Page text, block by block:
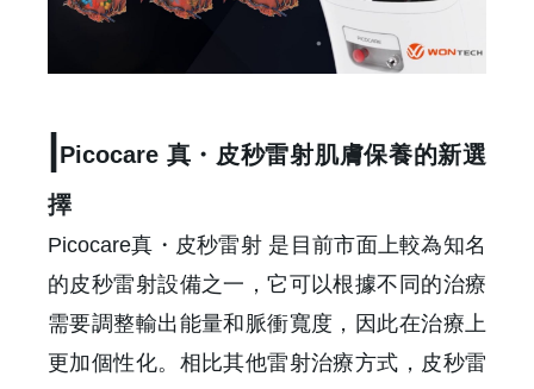
|Picocare 真・皮秒雷射肌膚保養的新選
擇
Picocare真・皮秒雷射 是目前市面上較為知名
的皮秒雷射設備之一，它可以根據不同的治療
需要調整輸出能量和脈衝寬度，因此在治療上
更加個性化。相比其他雷射治療方式，皮秒雷